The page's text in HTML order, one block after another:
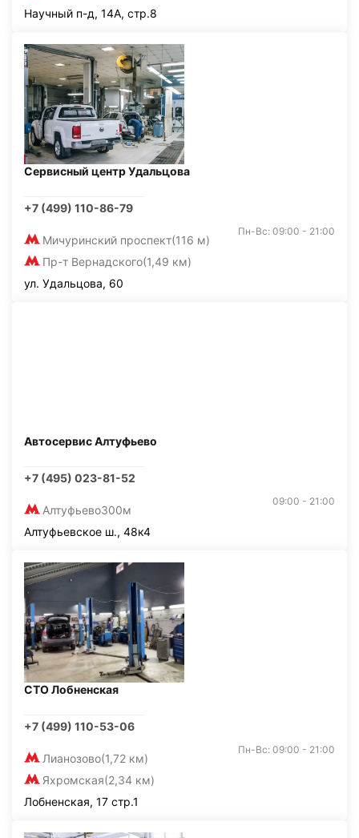
Научный п-д, 14А, стр.8
Сервисный центр Удальцова
+7 (499) 110-86-79
Мичуринский проспект(116 м)
Пр-т Вернадского(1,49 км)
Пн-Вс: 09:00 - 21:00
ул. Удальцова, 60
Автосервис Алтуфьево
+7 (495) 023-81-52
Алтуфьево300м
09:00 - 21:00
Алтуфьевское ш., 48к4
СТО Лобненская
+7 (499) 110-53-06
Лианозово(1,72 км)
Яхромская(2,34 км)
Пн-Вс: 09:00 - 21:00
Лобненская, 17 стр.1